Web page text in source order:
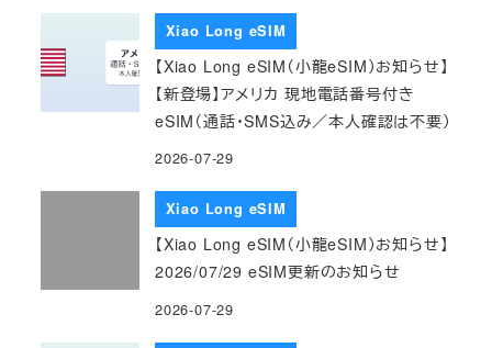
Xiao Long eSIM
【Xiao Long eSIM（小龍eSIM）お知らせ】
【新登場】アメリカ 現地電話番号付き
eSIM（通話・SMS込み／本人確認は不要）
2026-07-29
Xiao Long eSIM
【Xiao Long eSIM（小龍eSIM）お知らせ】
2026/07/29 eSIM更新のお知らせ
2026-07-29